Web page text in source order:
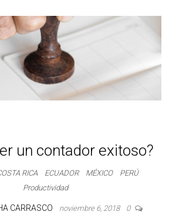
un contador exitoso?
RICA ECUADOR MÉXICO
PERÚ
Productividad
CARRASCO noviembre 6, 2018 0